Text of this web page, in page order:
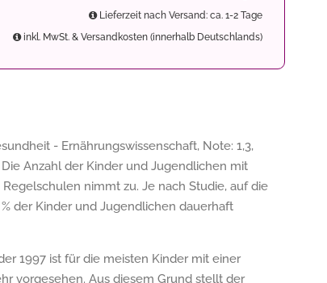
Lieferzeit nach Versand: ca. 1-2 Tage
inkl. MwSt. & Versandkosten (innerhalb Deutschlands)
- Ernährungswissenschaft, Note: 1,3,
Anzahl der Kinder und Jugendlichen mit
nimmt zu. Je nach Studie, auf die
der Kinder und Jugendlichen dauerhaft
1997 ist für die meisten Kinder mit einer
vorgesehen. Aus diesem Grund stellt der